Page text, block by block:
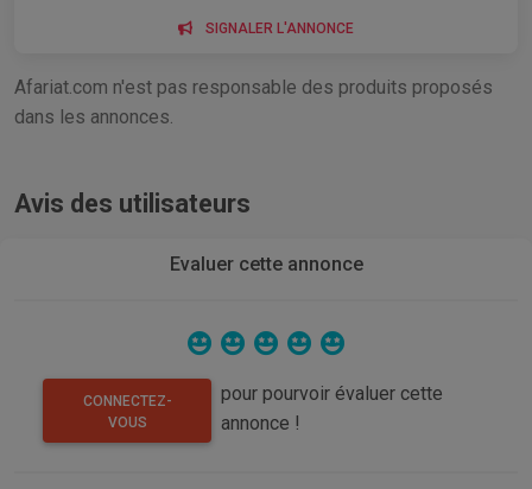
SIGNALER L'ANNONCE
Afariat.com n'est pas responsable des produits proposés
dans les annonces.
Avis des utilisateurs
Evaluer cette annonce
CONNECTEZ-
VOUS
pour pourvoir évaluer cette
annonce !